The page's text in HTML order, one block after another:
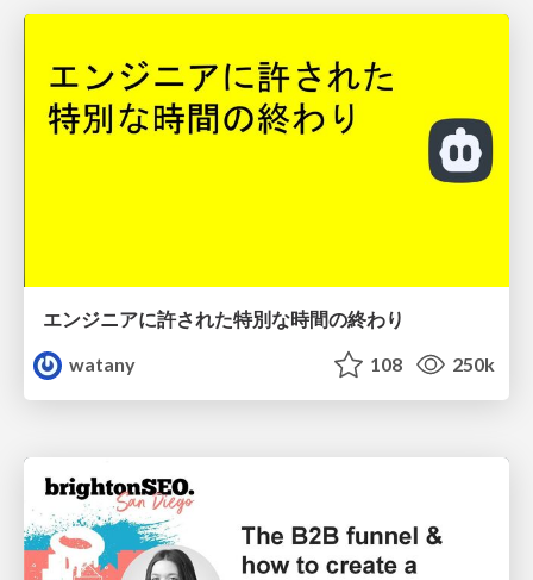
エンジニアに許された特別な時間の終わり
watany
108 250k